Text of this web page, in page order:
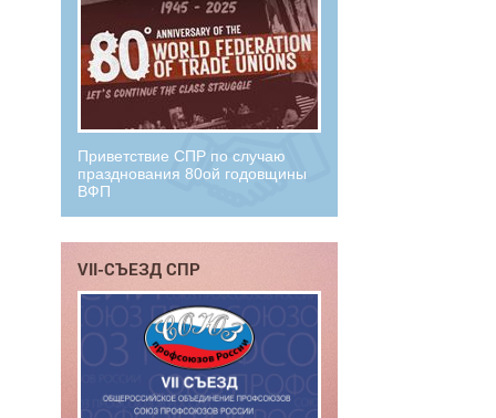
Приветствие СПР по случаю
празднования 80ой годовщины
ВФП
VII-СЪЕЗД СПР